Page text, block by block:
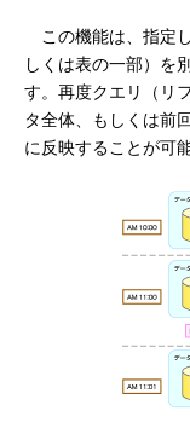
この機能は、指定
しくは表の一部）を
す。再度クエリ（リ
タ全体、もしくは前
に反映することが可